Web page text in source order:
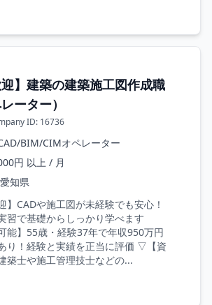
迎】建築の建築施工図作成職
ーター）
ID: 16736
BIM/CIMオペレーター
円 以上 / 月
知県
CADや施工図が未経験でも安心！
習で基礎からしっかり学べます
能】55歳・経験37年で年収950万円
り！経験と実績を正当に評価 ▽【資
築士や施工管理技士などの...